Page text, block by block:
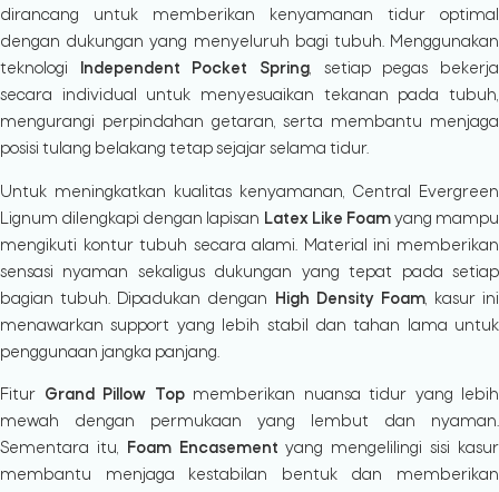
dirancang untuk memberikan kenyamanan tidur optimal
dengan dukungan yang menyeluruh bagi tubuh. Menggunakan
teknologi Independent Pocket Spring, setiap pegas bekerja
secara individual untuk menyesuaikan tekanan pada tubuh,
mengurangi perpindahan getaran, serta membantu menjaga
posisi tulang belakang tetap sejajar selama tidur.
Untuk meningkatkan kualitas kenyamanan, Central Evergreen
Lignum dilengkapi dengan lapisan Latex Like Foamyang mampu
mengikuti kontur tubuh secara alami. Material ini memberikan
sensasi nyaman sekaligus dukungan yang tepat pada setiap
bagian tubuh. Dipadukan dengan
High Density Foam, kasur ini
menawarkan support yang lebih stabil dan tahan lama untuk
penggunaan jangka panjang.
Fitur Grand Pillow Topmemberikan nuansa tidur yang lebih
mewah dengan permukaan yang lembut dan nyaman.
Sementara itu,
Foam Encasement yang mengelilingi sisi kasur
membantu menjaga kestabilan bentuk dan memberikan